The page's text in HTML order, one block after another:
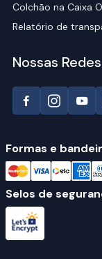
Colchão na Caixa
Relatório de
Nossas Redes
Formas e
Selos de